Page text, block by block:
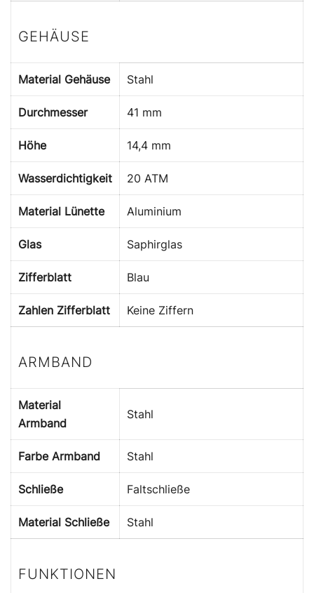
GEHÄUSE
Material Gehäuse Stahl
Durchmesser 41 mm
Höhe 14,4 mm
Wasserdichtigkeit 20 ATM
Material Lünette Aluminium
Glas Saphirglas
Zifferblatt Blau
Zahlen Zifferblatt Keine Ziffern
ARMBAND
Material
Armband
Stahl
Farbe Armband Stahl
Schließe Faltschließe
Material Schließe Stahl
FUNKTIONEN